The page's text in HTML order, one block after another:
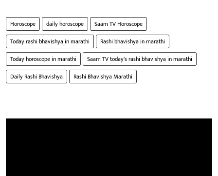
Horoscope daily horoscope
Saam TV Horoscope
Today rashi bhavishya in marathi
Rashi bhavishya in marathi
Today horoscope in marathi
Saam TV today's rashi bhavishya in marathi
Daily Rashi Bhavishya
Rashi Bhavishya Marathi